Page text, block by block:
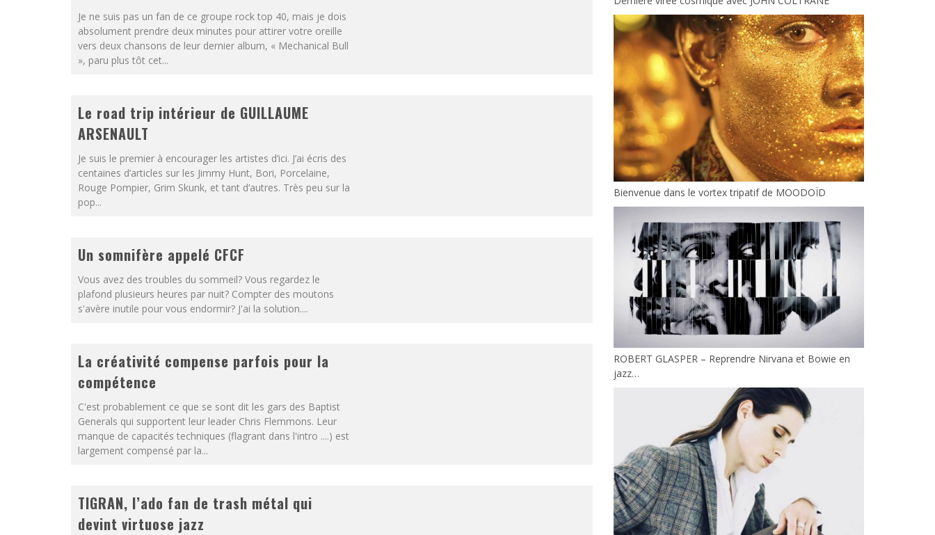
Je ne suis pas un fan de ce groupe rock top 40, mais je dois
absolument prendre deux minutes pour attirer votre oreille
vers deux chansons de leur dernier album, « Mechanical Bull
», paru plus tôt cet...
Le road trip intérieur de GUILLAUME
ARSENAULT
Je suis le premier à encourager les artistes d’ici. J’ai écris des
centaines d’articles sur les Jimmy Hunt, Bori, Porcelaine,
Rouge Pompier, Grim Skunk, et tant d’autres. Très peu sur la
pop...
Un somnifère appelé CFCF
Vous avez des troubles du sommeil? Vous regardez le
plafond plusieurs heures par nuit? Compter des moutons
s'avère inutile pour vous endormir? J'ai la solution....
La créativité compense parfois pour la
compétence
C'est probablement ce que se sont dit les gars des Baptist
Generals qui supportent leur leader Chris Flemmons. Leur
manque de capacités techniques (flagrant dans l'intro ....) est
largement compensé par la...
TIGRAN, l’ado fan de trash métal qui
devint virtuose jazz
Bienvenue dans le vortex tripatif de MOODOÏD
ROBERT GLASPER – Reprendre Nirvana et Bowie en
jazz…